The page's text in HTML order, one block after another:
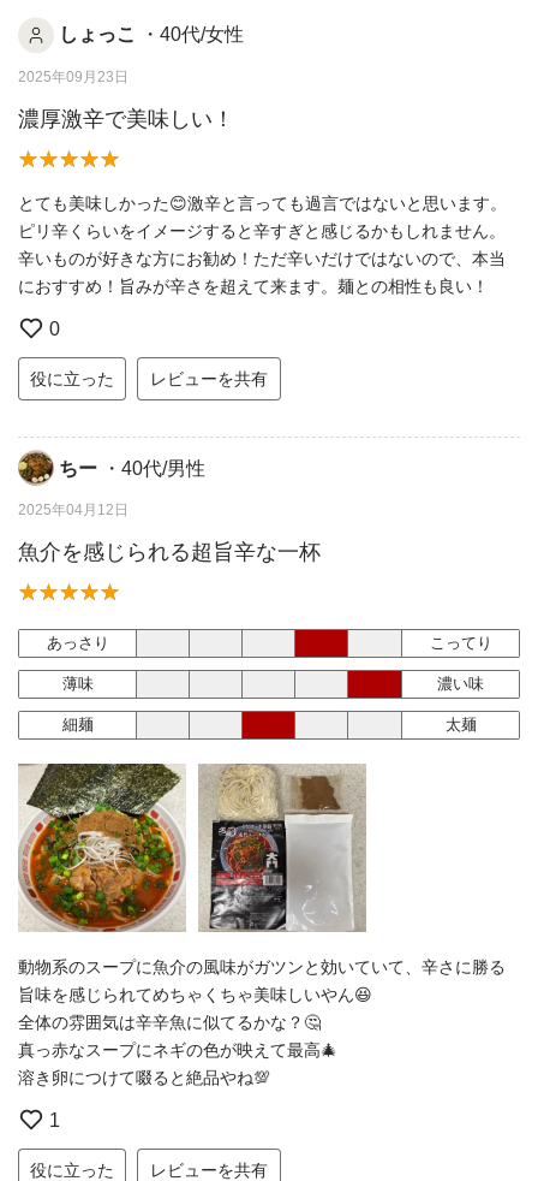
しょっこ ・40代/女性
2025年09月23日
濃厚激辛で美味しい！
とても美味しかった😊激辛と言っても過言ではないと思います。
ピリ辛くらいをイメージすると辛すぎと感じるかもしれません。
辛いものが好きな方にお勧め！ただ辛いだけではないので、本当
におすすめ！旨みが辛さを超えて来ます。麺との相性も良い！
0
役に立った レビューを共有
ちー ・40代/男性
2025年04月12日
魚介を感じられる超旨辛な一杯
あっさり こってり
薄味 濃い味
細麺 太麺
動物系のスープに魚介の風味がガツンと効いていて、辛さに勝る
旨味を感じられてめちゃくちゃ美味しいやん😆
全体の雰囲気は辛辛魚に似てるかな？🤔
真っ赤なスープにネギの色が映えて最高🎄
溶き卵につけて啜ると絶品やね💯
1
役に立った レビューを共有